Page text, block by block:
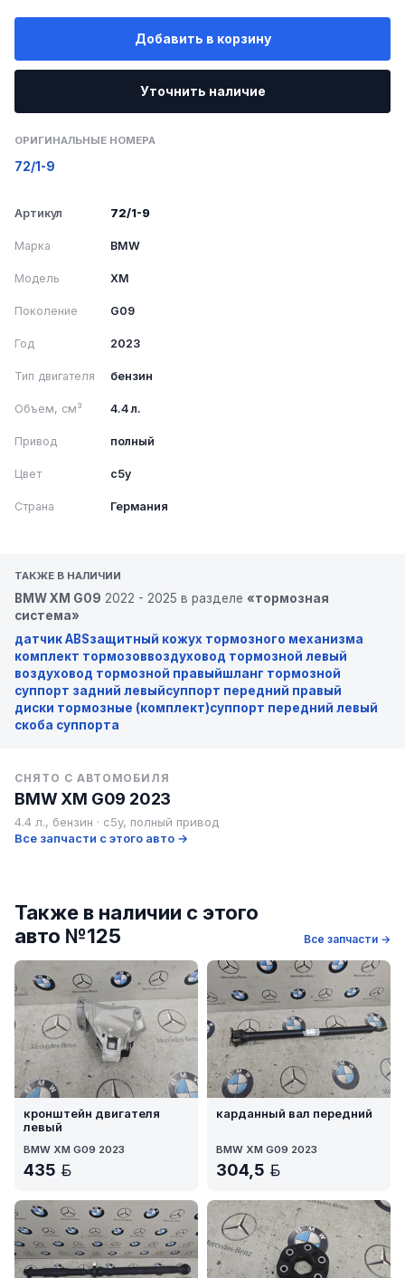
Добавить в корзину
Уточнить наличие
ОРИГИНАЛЬНЫЕ НОМЕРА
72/1-9
Артикул 72/1-9
Марка BMW
Модель XM
Поколение G09
Год 2023
Тип двигателя бензин
Объем, см³ 4.4 л.
Привод полный
Цвет c5y
Страна Германия
ТАКЖЕ В НАЛИЧИИ
BMW XM G09 2022 - 2025 в разделе «тормозная
система»
датчик ABSзащитный кожух тормозного механизма
комплект тормозоввоздуховод тормозной левый
воздуховод тормозной правыйшланг тормозной
суппорт задний левыйсуппорт передний правый
диски тормозные (комплект)суппорт передний левый
скоба суппорта
СНЯТО С АВТОМОБИЛЯ
BMW XM G09 2023
4.4 л., бензин · c5y, полный привод
Все запчасти с этого авто →
Также в наличии с этого
авто №125
Все запчасти →
кронштейн двигателя
левый
BMW XM G09 2023
435
карданный вал передний
BMW XM G09 2023
304,5